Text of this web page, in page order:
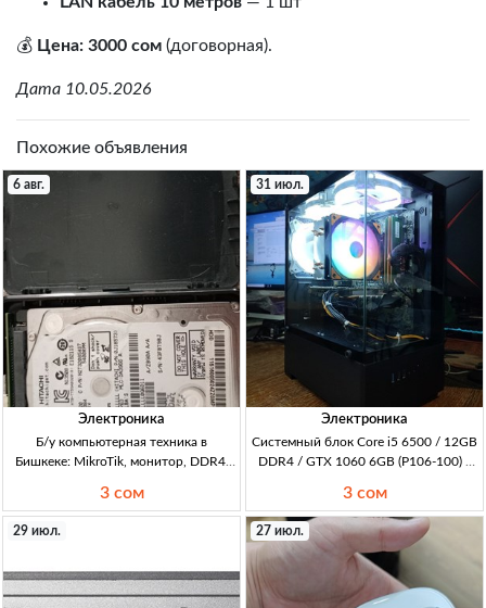
💰 Цена: 3000 сом (договорная).
Дата 10.05.2026
Похожие объявления
6 авг.
Электроника
Б/у компьютерная техника в
Бишкеке: MikroTik, монитор, DDR4,
ПК-комплектующие: Wi‑Fi роутер 2,4
ГГц, 5×LAN, USB, PoE; DDR4 SO-
DIMM 8 ГБ 2666 МГц; LED-монитор
3 сом
31 июл.
Электроника
Системный блок Core i5 6500 / 12GB
DDR4 / GTX 1060 6GB (P106-100) /
Бишкек i5 6500 / 12GB DDR4 / SSD
256GB / GTX 1060 6GB аналог (P106-
100) / MB B150 / PSU 600W / корпус
аквар
3 сом
29 июл. 27 июл.